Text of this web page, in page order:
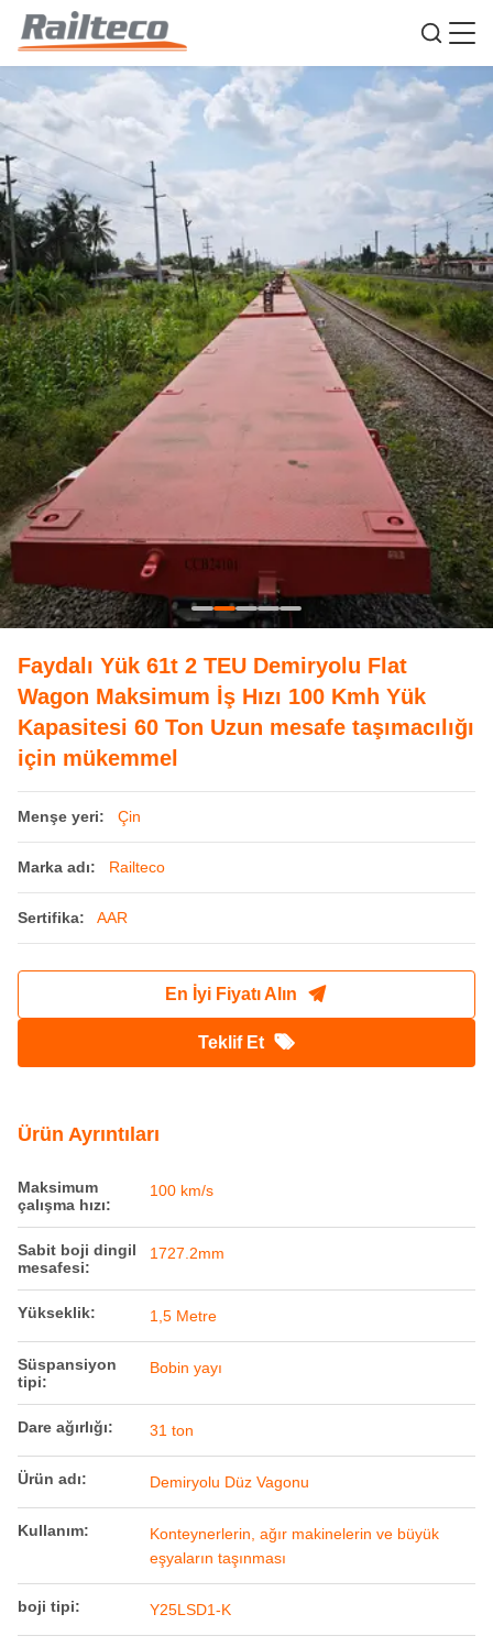
Faydalı Yük 61t 2 TEU Demiryolu Flat
Wagon Maksimum İş Hızı 100 Kmh Yük
Kapasitesi 60 Ton Uzun mesafe taşımacılığı
için mükemmel
Menşe yeri: Çin
Marka adı: Railteco
Sertifika: AAR
En İyi Fiyatı Alın
Teklif Et
Ürün Ayrıntıları
Maksimum
çalışma hızı:
100 km/s
Sabit boji dingil
mesafesi:
1727.2mm
Yükseklik: 1,5 Metre
Süspansiyon
tipi:
Bobin yayı
Dare ağırlığı: 31 ton
Ürün adı: Demiryolu Düz Vagonu
Kullanım:
Konteynerlerin, ağır makinelerin ve büyük
eşyaların taşınması
boji tipi: Y25LSD1-K